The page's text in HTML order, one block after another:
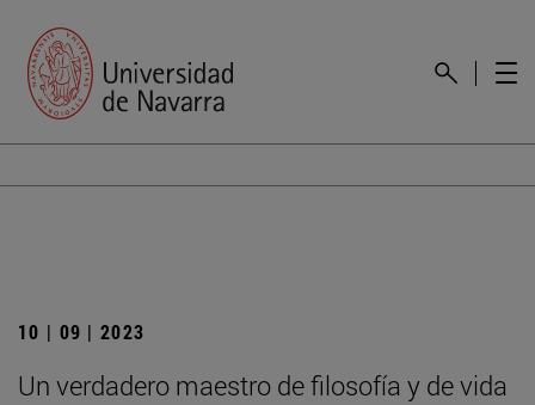
10 | 09 | 2023
Un verdadero maestro de filosofía y de vida